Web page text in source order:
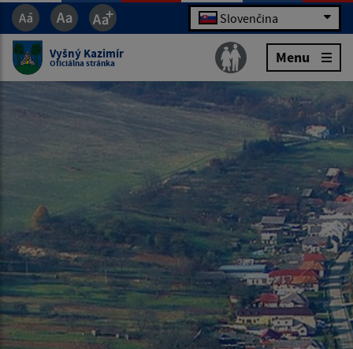
Slovenčina
Vyšný Kazimír
Oficiálna stránka Menu